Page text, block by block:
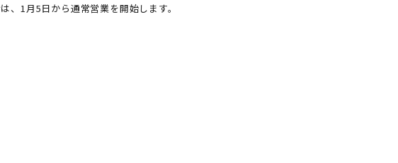
、1月5日から通常営業を開始します。